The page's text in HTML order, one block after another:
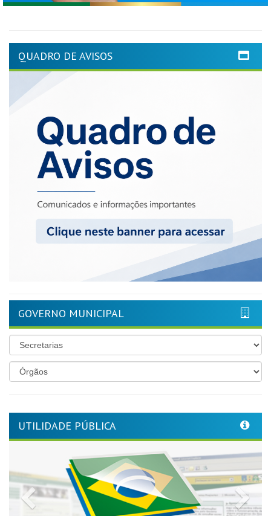
QUADRO DE AVISOS
GOVERNO MUNICIPAL
UTILIDADE PÚBLICA
Previous